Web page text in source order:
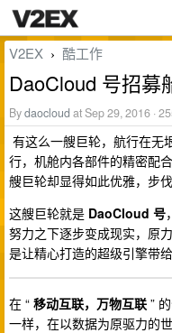
V2EX › 酷工作
DaoCloud 号招募
Bydaocloud at Sep 29, 2016 ·
有这么一艘巨轮，航行在无
行，机舱内各部件的精密配
艘巨轮却显得如此优雅，步
这艘巨轮就是 DaoCloud 号
努力之下逐步变成现实，原
是让精心打造的超级引擎带
在 “ 移动互联，万物互联 ”
一样，在以数据为原驱力的